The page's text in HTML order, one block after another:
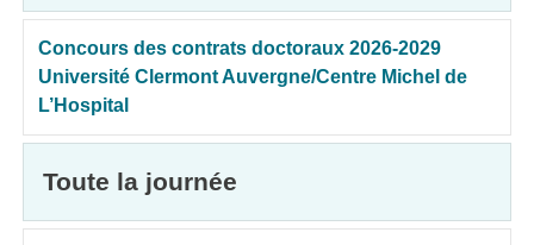
Concours des contrats doctoraux 2026-2029
Université Clermont Auvergne/Centre Michel de
L’Hospital
Toute la journée